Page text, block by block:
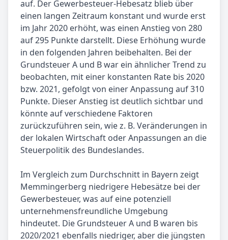
auf. Der Gewerbesteuer-Hebesatz blieb über
einen langen Zeitraum konstant und wurde erst
im Jahr 2020 erhöht, was einen Anstieg von 280
auf 295 Punkte darstellt. Diese Erhöhung wurde
in den folgenden Jahren beibehalten. Bei der
Grundsteuer A und B war ein ähnlicher Trend zu
beobachten, mit einer konstanten Rate bis 2020
bzw. 2021, gefolgt von einer Anpassung auf 310
Punkte. Dieser Anstieg ist deutlich sichtbar und
könnte auf verschiedene Faktoren
zurückzuführen sein, wie z. B. Veränderungen in
der lokalen Wirtschaft oder Anpassungen an die
Steuerpolitik des Bundeslandes.
Im Vergleich zum Durchschnitt in Bayern zeigt
Memmingerberg niedrigere Hebesätze bei der
Gewerbesteuer, was auf eine potenziell
unternehmensfreundliche Umgebung
hindeutet. Die Grundsteuer A und B waren bis
2020/2021 ebenfalls niedriger, aber die jüngsten